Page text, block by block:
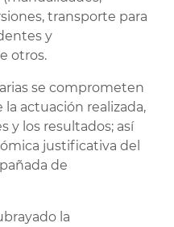
transporte para
y
otros.
se comprometen
actuación realizada,
y los resultados; así
justificativa del
de
la